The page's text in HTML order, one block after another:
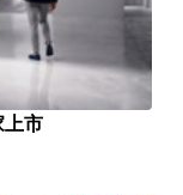
上市